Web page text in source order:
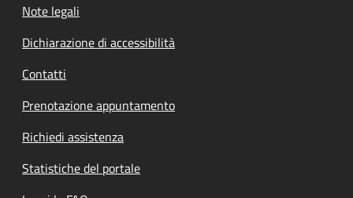
Note legali
Dichiarazione di accessibilità
Contatti
Prenotazione appuntamento
Richiedi assistenza
Statistiche del portale